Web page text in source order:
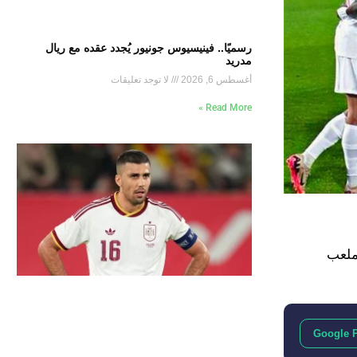
على ملعب
Google
رسميًا.. فينيسيوس جونيور يُجدد عقده مع ريال
مدريد
أغسطس 6, 2026 لا توجد تعليقات
Read More »